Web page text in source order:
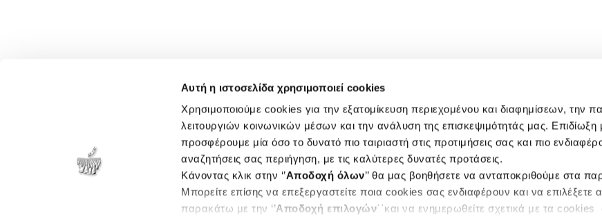
Αυτή η ιστοσελίδα χρησιμοποιεί cookies
Χρησιμοποιούμε cookies για την εξατομίκευση περιεχομένου και διαφημίσεων, την
λειτουργιών κοινωνικών μέσων και την ανάλυση της επισκεψιμότητάς μας. Επιδίωξη
προσφέρουμε μία όσο το δυνατό πιο ταιριαστή στις προτιμήσεις σας και πιο
αναζητήσεις σας περιήγηση, με τις καλύτερες δυνατές προτάσεις.
Κάνοντας κλικ στην ‘’Αποδοχή όλων’’ θα μας βοηθήσετε να ανταποκριθούμε στα
Μπορείτε επίσης να επεξεργαστείτε ποια cookies σας ενδιαφέρουν και να επιλέξετε
παρακάτω με την ‘’Αποδοχή επιλογών΄΄και να ενημερωθείτε σχετικά με τα cookies